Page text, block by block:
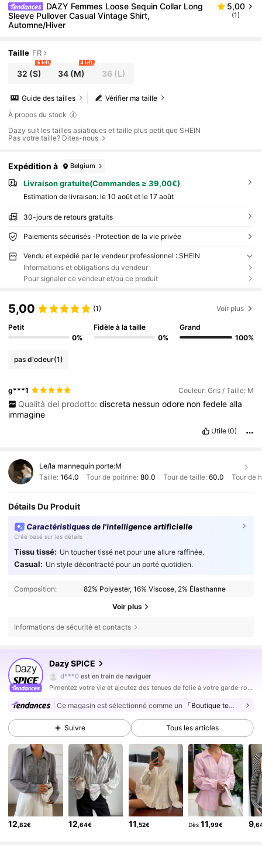
DAZY Femmes Loose Sequin Collar Long
Sleeve Pullover Casual Vintage Shirt,
Automne/Hiver
5,00
(1)
Taille FR
32 (S)
6 left
34 (M)
4 left
36 (L)
Vérifier ma taille
Guide des tailles
À propos du stock
Dazy suit les tailles asiatiques et taille plus petit que SHEIN
Pas votre taille? Dites-nous
Expédition à Belgium
Livraison gratuite(Commandes ≥ 39,00€)
Estimation de livraison: le 10 août et le 17 août
30-jours de retours gratuits
Paiements sécurisés · Protection de la vie privée
Vendu et expédié par le vendeur professionnel : SHEIN
Informations et obligations du vendeur
Pour signaler ce vendeur et/ou ce produit
5,00 (1) Voir plus
Petit
0%
Fidèle à la taille
0%
Grand
100%
pas d'odeur(1)
g***1 Couleur: Gris / Taille: M
Qualità del prodotto: discreta nessun odore non fedele alla
immagine
Utile (0)
Le/la mannequin porte:M
Taille: 164.0 Tour de poitrine:80.0 Tour de taille: 60.0 Tour de
Détails Du Produit
Caractéristiques de l'intelligence artificielle
Créé basé sur les détails
Tissu tissé: Un toucher tissé net pour une allure raffinée.
Casual: Un style décontracté pour un porté quotidien.
Composition: 82% Polyester, 16% Viscose, 2% Élasthanne
Voir plus
Informations de sécurité et contacts
Dazy SPICE
4,84
2M Suiveurs
d***0 est en train de naviguer
4,84
2M Suiveurs
4,84 2M Suiveurs
4,84 2M Suiveurs
4,84 2M Suiveurs
2M Suiveurs
4,84 2M Suiveurs
4,84 2M Suiveurs
4,84 2M Suiveurs
Pimentez votre vie et ajoutez des tenues de folie à votre garde-robe.
Ce magasin est sélectionné comme un 「Boutique tendance」
Suivre Tous les articles
12 ,82€ 12 ,64€ 11 ,52€ Dès 11 ,99€ 9